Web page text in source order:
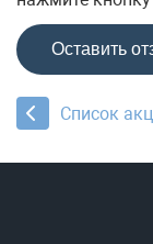
Оставить
Список